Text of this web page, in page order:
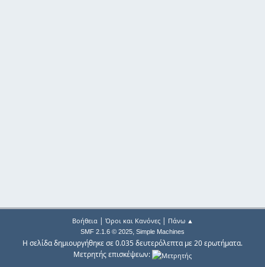
Βοήθεια| Όροι και Κανόνες| Πάνω ▲
SMF 2.1.6 © 2025, Simple Machines
Η σελίδα δημιουργήθηκε σε 0.035 δευτερόλεπτα με 20 ερωτήματα.
Μετρητής επισκέψεων: